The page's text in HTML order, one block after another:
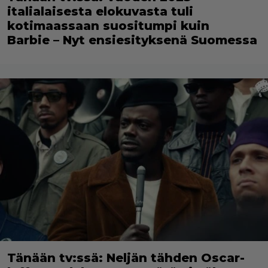
italialaisesta elokuvasta tuli
kotimaassaan suositumpi kuin
Barbie – Nyt ensiesityksenä Suomessa
Tänään tv:ssä: Neljän tähden Oscar-